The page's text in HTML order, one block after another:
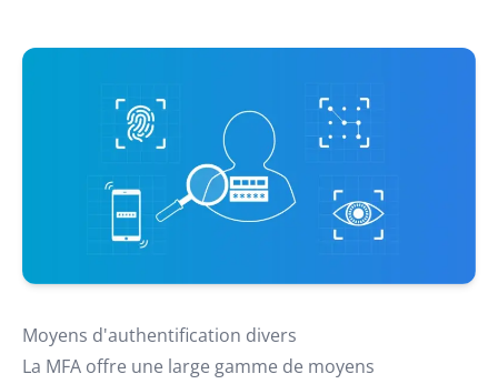
Moyens d'authentification divers
La MFA offre une large gamme de moyens